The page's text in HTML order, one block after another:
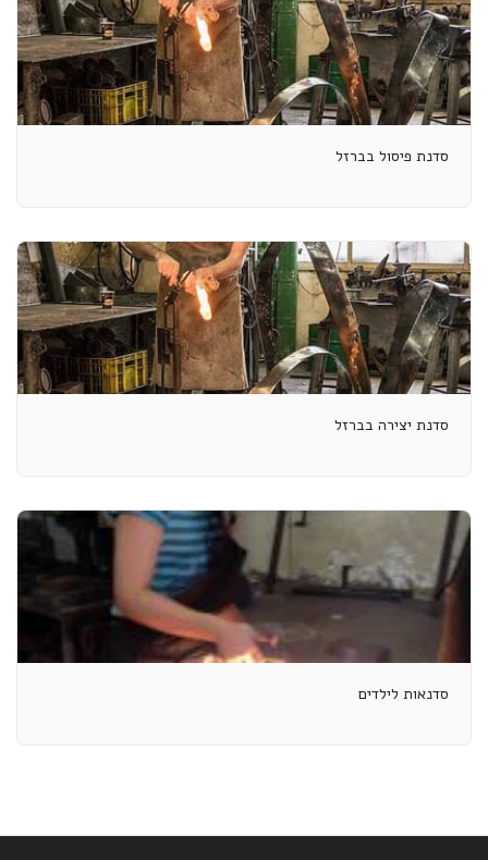
סדנת פיסול בברזל
סדנת יצירה בברזל
סדנאות לילדים